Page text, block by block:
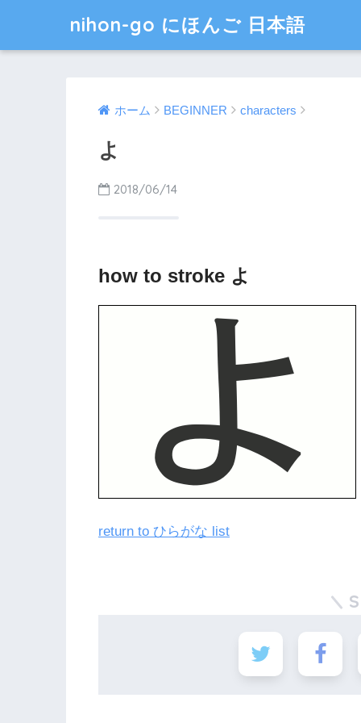
nihon-go にほんご 日本語
ホーム BEGINNER characters
よ
2018/06/14
how to stroke よ
return to ひらがな list